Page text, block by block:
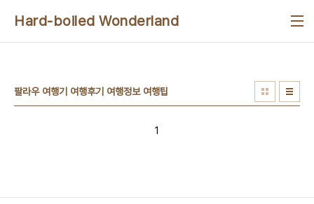
Hard-boiled Wonderland
팔라우 여행기 여행후기 여행정보 여행팁
1